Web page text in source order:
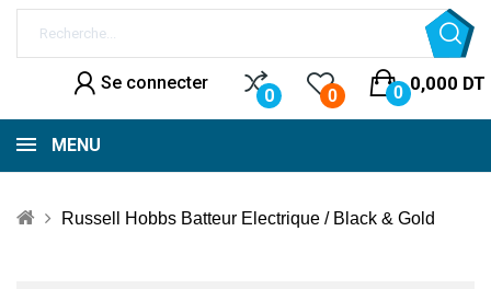
Se connecter
0 0
0,000 DT
0
MENU
Russell Hobbs Batteur Electrique / Black & Gold